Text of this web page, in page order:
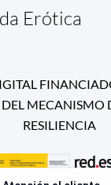
Erótica
MECANISMO
RESILIENCIA